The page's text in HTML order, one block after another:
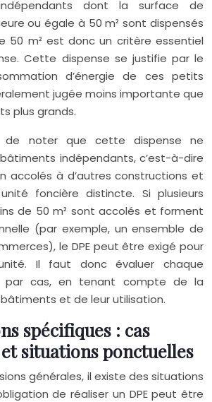
dont la surface de
ou égale à 50 m² sont dispensés
50 m² est donc un critère essentiel
Cette dispense se justifie par le
d’énergie de ces petits
jugée moins importante que
plus grands.
noter que cette dispense ne
bâtiments indépendants, c’est-à-dire
accolés à d’autres constructions et
foncière distincte. Si plusieurs
de 50 m² sont accolés et forment
(par exemple, un ensemble de
le DPE peut être exigé pour
Il faut donc évaluer chaque
par cas, en tenant compte de la
et de leur utilisation.
spécifiques : cas
situations ponctuelles
générales, il existe des situations
de réaliser un DPE peut être